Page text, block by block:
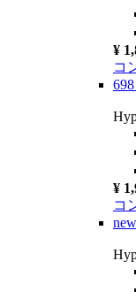
¥
コ
¥
コ
new